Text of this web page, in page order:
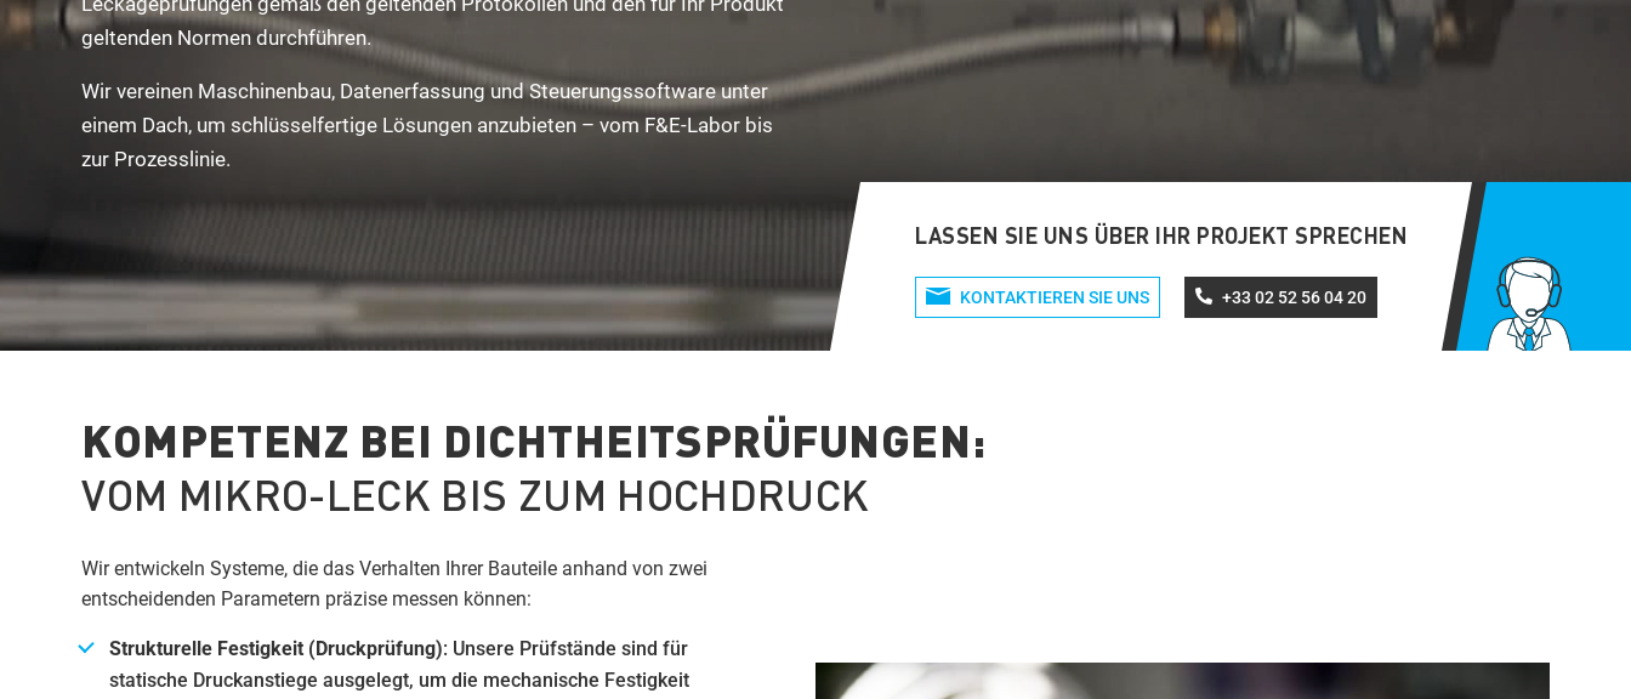
geltenden Normen durchführen.
Wir vereinen Maschinenbau, Datenerfassung und Steuerungssoftware unter
einem Dach, um schlüsselfertige Lösungen anzubieten – vom F&E-Labor bis
zur Prozesslinie.
LASSEN SIE UNS ÜBER IHR PROJEKT SPRECHEN
KONTAKTIEREN SIE UNS +33 02 52 56 04 20
KOMPETENZ BEI DICHTHEITSPRÜFUNGEN:
VOM MIKRO-LECK BIS ZUM HOCHDRUCK
Wir entwickeln Systeme, die das Verhalten Ihrer Bauteile anhand von zwei
entscheidenden Parametern präzise messen können:
Strukturelle Festigkeit (Druckprüfung): Unsere Prüfstände sind für
statische Druckanstiege ausgelegt, um die mechanische Festigkeit